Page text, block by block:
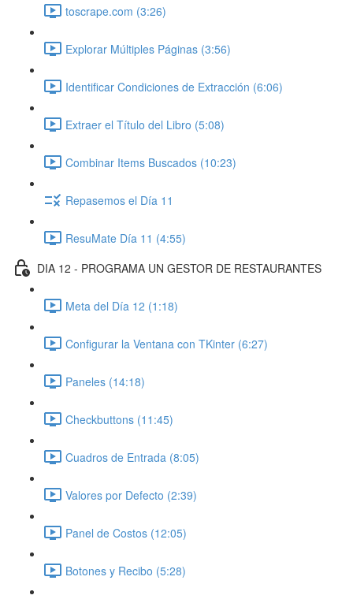
toscrape.com (3:26)
Explorar Múltiples Páginas (3:56)
Identificar Condiciones de Extracción (6:06)
Extraer el Título del Libro (5:08)
Combinar Items Buscados (10:23)
Repasemos el Día 11
ResuMate Día 11 (4:55)
DIA 12 - PROGRAMA UN GESTOR DE RESTAURANTES
Meta del Día 12 (1:18)
Configurar la Ventana con TKinter (6:27)
Paneles (14:18)
Checkbuttons (11:45)
Cuadros de Entrada (8:05)
Valores por Defecto (2:39)
Panel de Costos (12:05)
Botones y Recibo (5:28)